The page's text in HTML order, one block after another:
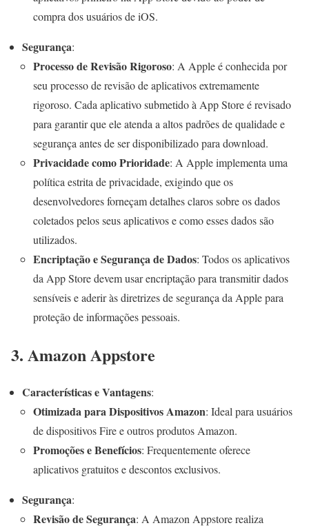
compra dos usuários de iOS.
Segurança:
Processo de Revisão Rigoroso: A Apple é conhecida por
seu processo de revisão de aplicativos extremamente
rigoroso. Cada aplicativo submetido à App Store é revisado
para garantir que ele atenda a altos padrões de qualidade e
segurança antes de ser disponibilizado para download.
Privacidade como Prioridade: A Apple implementa uma
política estrita de privacidade, exigindo que os
desenvolvedores forneçam detalhes claros sobre os dados
coletados pelos seus aplicativos e como esses dados são
utilizados.
Encriptação e Segurança de Dados: Todos os aplicativos
da App Store devem usar encriptação para transmitir dados
sensíveis e aderir às diretrizes de segurança da Apple para
proteção de informações pessoais.
3. Amazon Appstore
Características e Vantagens:
Otimizada para Dispositivos Amazon: Ideal para usuários
de dispositivos Fire e outros produtos Amazon.
Promoções e Benefícios: Frequentemente oferece
aplicativos gratuitos e descontos exclusivos.
Segurança:
Revisão de Segurança: A Amazon Appstore realiza